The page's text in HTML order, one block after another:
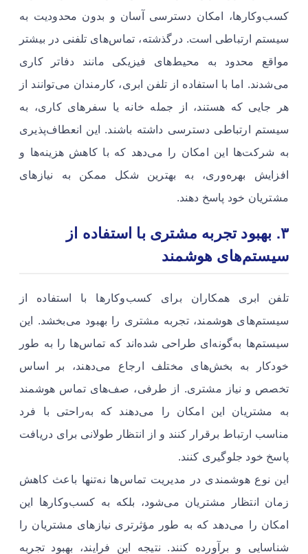
کسب‌وکارها، امکان دسترسی آسان و بدون محدودیت به
سیستم ارتباطی است. درگذشته، تماس‌های تلفنی در بیشتر
مواقع محدود به محیط‌های فیزیکی مانند دفاتر کاری
می‌شدند. اما با استفاده از تلفن ابری، کارمندان می‌توانند از
هر جایی که هستند، از جمله خانه یا سفرهای کاری، به
سیستم ارتباطی دسترسی داشته باشند. این انعطاف‌پذیری
به شرکت‌ها این امکان را می‌دهد که با کاهش هزینه‌ها و
افزایش بهره‌وری، به بهترین شکل ممکن به نیازهای
مشتریان خود پاسخ دهند.
۳. بهبود تجربه مشتری با استفاده از
سیستم‌های هوشمند
تلفن ابری همکاران برای کسب‌وکارها با استفاده از
سیستم‌های هوشمند، تجربه مشتری را بهبود می‌بخشد. این
سیستم‌ها به‌گونه‌ای طراحی شده‌اند که تماس‌ها را به طور
خودکار به بخش‌های مختلف ارجاع می‌دهند، بر اساس
تخصص و نیاز مشتری. از طرفی، صف‌های تماس هوشمند
به مشتریان این امکان را می‌دهند که به‌راحتی با فرد
مناسب ارتباط برقرار کنند و از انتظار طولانی برای دریافت
پاسخ خود جلوگیری کنند.
این نوع هوشمندی در مدیریت تماس‌ها نه‌تنها باعث کاهش
زمان انتظار مشتریان می‌شود، بلکه به کسب‌وکارها این
امکان را می‌دهد که به طور مؤثرتری نیازهای مشتریان را
شناسایی و برآورده کنند. نتیجه این فرایند، بهبود تجربه